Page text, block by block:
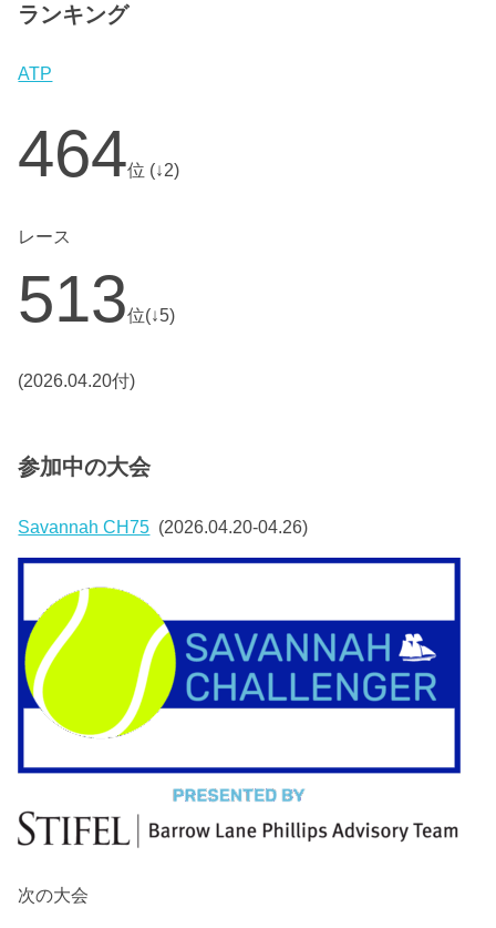
ランキング
ATP
464位 (↓2)
レース
513位(↓5)
(2026.04.20付)
参加中の大会
Savannah CH75 (2026.04.20-04.26)
次の大会